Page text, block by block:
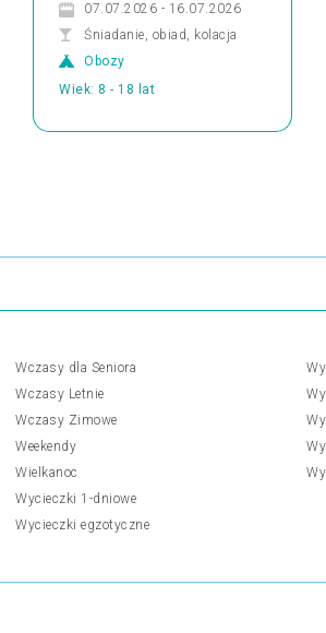
07.07.2026 - 16.07.2026
Śniadanie, obiad, kolacja
Obozy
Wiek: 8 - 18 lat
Wczasy dla Seniora
Wczasy Letnie
Wczasy Zimowe
Weekendy
Wielkanoc
Wycieczki 1-dniowe
Wycieczki egzotyczne